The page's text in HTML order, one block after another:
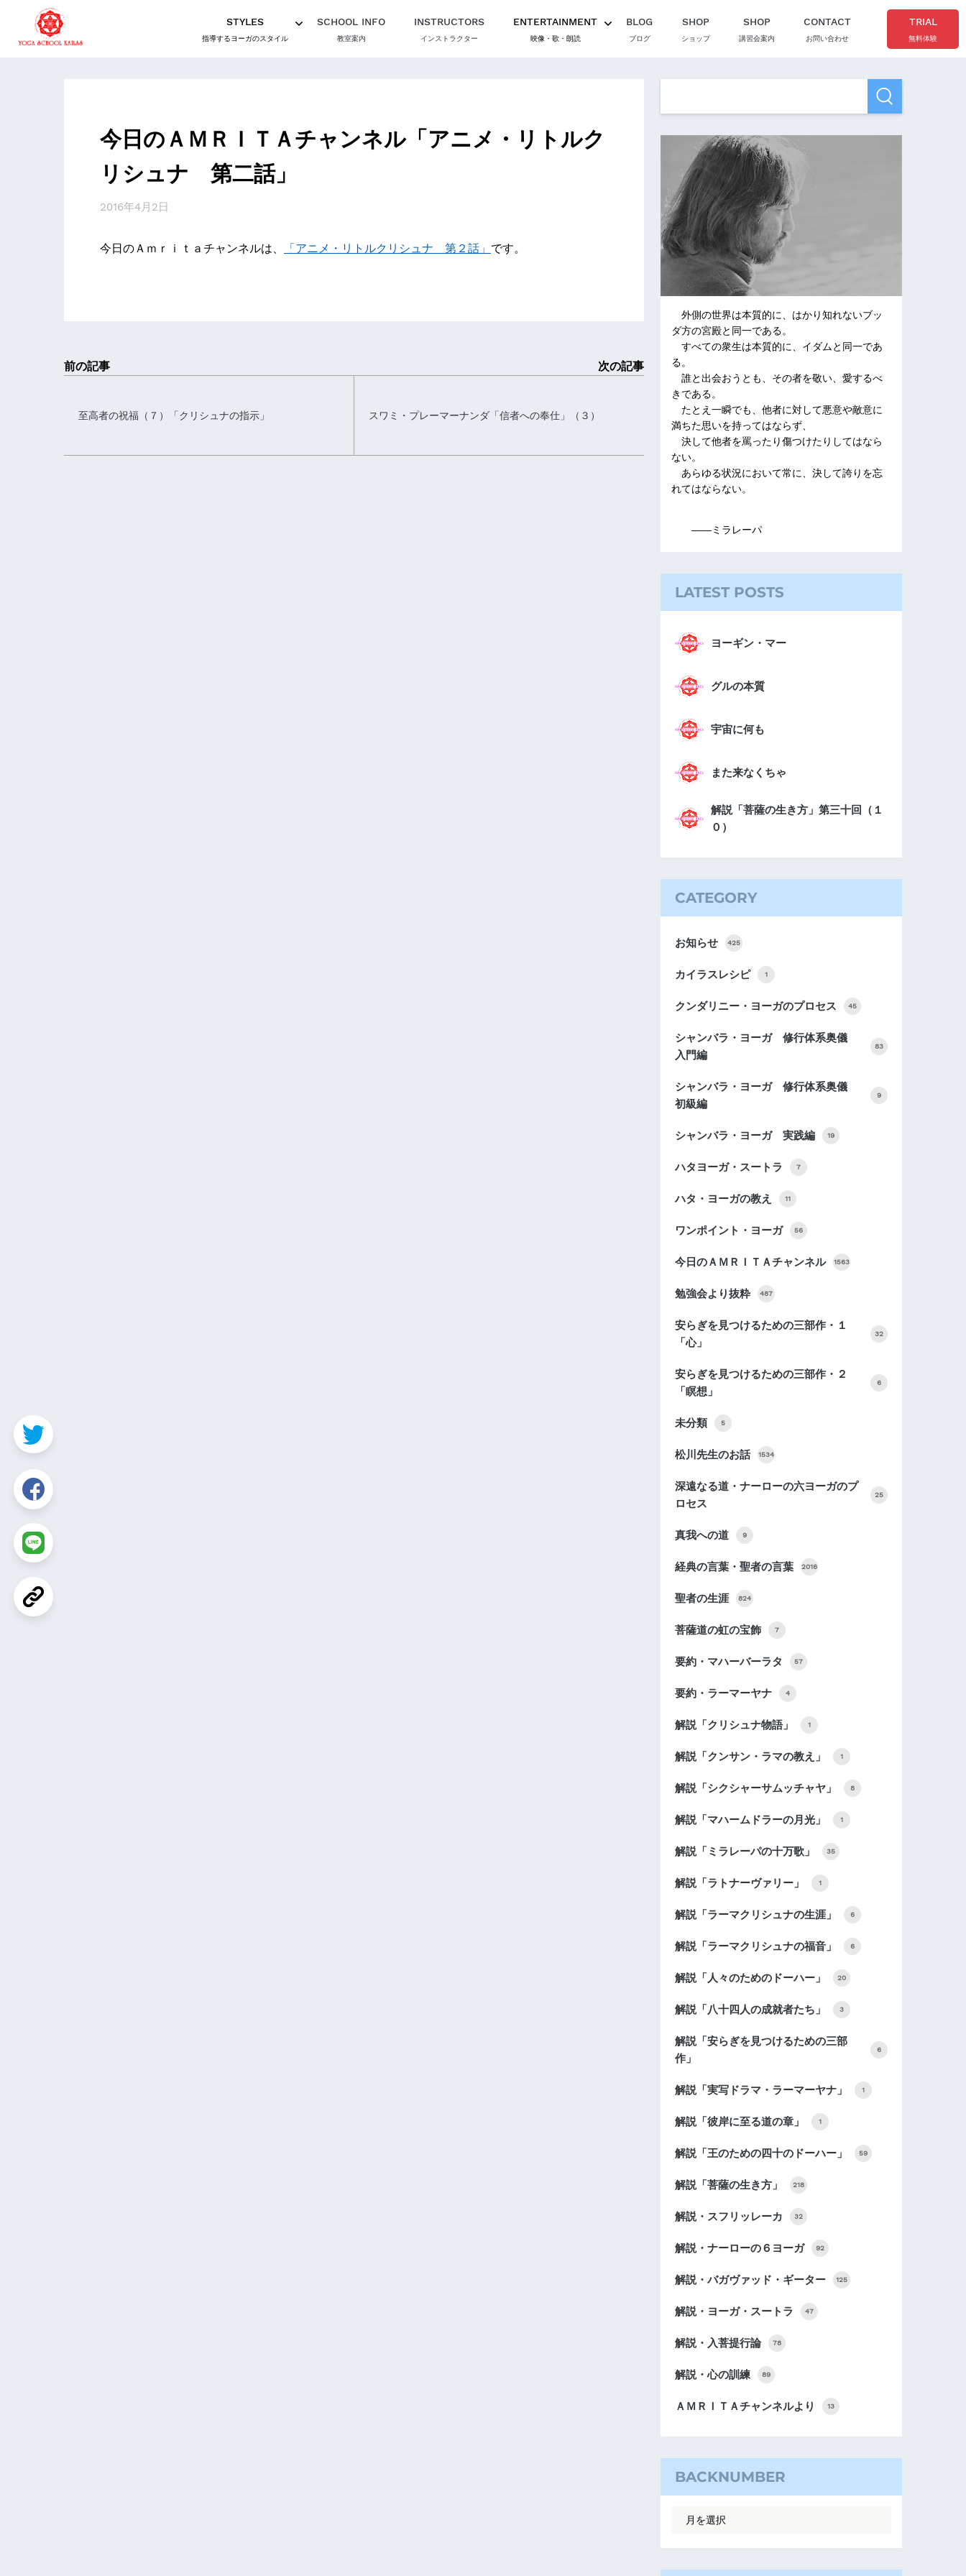
STYLES
指導するヨーガのスタイル
SCHOOL INFO
教室案内
INSTRUCTORS
インストラクター
ENTERTAINMENT
映像・歌・朗読
BLOG
ブログ
SHOP
ショップ
SHOP
講習会案内
CONTACT
お問い合わせ
TRIAL
無料体験
今日のＡＭＲＩＴＡチャンネル「アニメ・リトルク
リシュナ 第二話」
2016年4月2日
今日のＡｍｒｉｔａチャンネルは、 「アニメ・リトルクリシュナ 第２話」 です。
前の記事
至高者の祝福（７）「クリシュナの指示」
次の記事
スワミ・プレーマーナンダ「信者への奉仕」（３）
外側の世界は本質的に、はかり知れないブッ
ダ方の宮殿と同一である。
すべての衆生は本質的に、イダムと同一であ
る。
誰と出会おうとも、その者を敬い、愛するべ
きである。
たとえ一瞬でも、他者に対して悪意や敵意に
満ちた思いを持ってはならず、
決して他者を罵ったり傷つけたりしてはなら
ない。
あらゆる状況において常に、決して誇りを忘
れてはならない。
――ミラレーパ
LATEST POSTS
ヨーギン・マー
グルの本質
宇宙に何も
また来なくちゃ
解説「菩薩の生き方」第三十回（１
０）
CATEGORY
お知らせ 425
カイラスレシピ 1
クンダリニー・ヨーガのプロセス 45
シャンバラ・ヨーガ 修行体系奥儀
入門編
83
シャンバラ・ヨーガ 修行体系奥儀
初級編
9
シャンバラ・ヨーガ 実践編 19
ハタヨーガ・スートラ 7
ハタ・ヨーガの教え 11
ワンポイント・ヨーガ 56
今日のＡＭＲＩＴＡチャンネル 1563
勉強会より抜粋 487
安らぎを見つけるための三部作・１
「心」
32
安らぎを見つけるための三部作・２
「瞑想」
6
未分類 5
松川先生のお話 1534
深遠なる道・ナーローの六ヨーガのプ
ロセス
25
真我への道 9
経典の言葉・聖者の言葉 2016
聖者の生涯 824
菩薩道の虹の宝飾 7
要約・マハーバーラタ 57
要約・ラーマーヤナ 4
解説「クリシュナ物語」 1
解説「クンサン・ラマの教え」 1
解説「シクシャーサムッチャヤ」 8
解説「マハームドラーの月光」 1
解説「ミラレーパの十万歌」 35
解説「ラトナーヴァリー」 1
解説「ラーマクリシュナの生涯」 6
解説「ラーマクリシュナの福音」 6
解説「人々のためのドーハー」 20
解説「八十四人の成就者たち」 3
解説「安らぎを見つけるための三部
作」
6
解説「実写ドラマ・ラーマーヤナ」 1
解説「彼岸に至る道の章」 1
解説「王のための四十のドーハー」 59
解説「菩薩の生き方」 218
解説・スフリッレーカ 32
解説・ナーローの６ヨーガ 92
解説・バガヴァッド・ギーター 125
解説・ヨーガ・スートラ 47
解説・入菩提行論 78
解説・心の訓練 89
ＡＭＲＩＴＡチャンネルより 13
BACKNUMBER